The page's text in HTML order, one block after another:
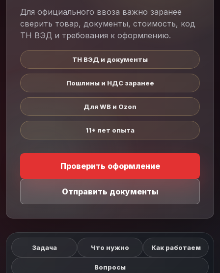
Для официального ввоза важно заранее
сверить товар, документы, стоимость, код
ТН ВЭД и требования к оформлению.
ТН ВЭД и документы
Пошлины и НДС заранее
Для WB и Ozon
11+ лет опыта
Проверить оформление
Отправить документы
Задача Что нужно Как работаем
Вопросы